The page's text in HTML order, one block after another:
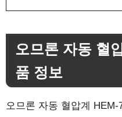
오므론 자동 혈
품 정보
오므론 자동 혈압계